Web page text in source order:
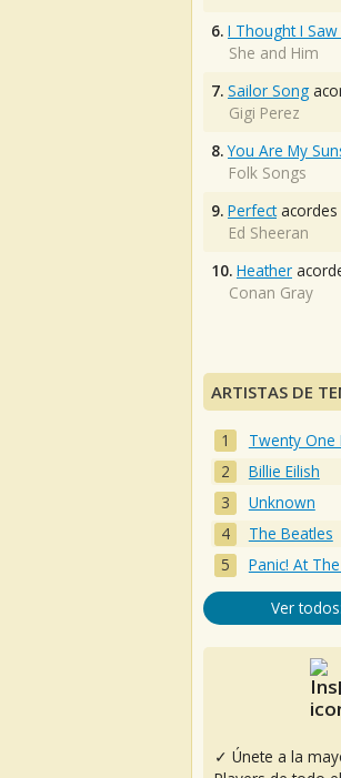
6. I Thought I
She and Him
7. Sailor Song
Gigi Perez
8. You Are My
Folk Songs
9. Perfectacordes
Ed Sheeran
10. Heather
Conan Gray
ARTISTAS DE
Twenty One
Billie Eilish
Unknown
The Beatles
Panic! At
Ver
✓ Únete a la